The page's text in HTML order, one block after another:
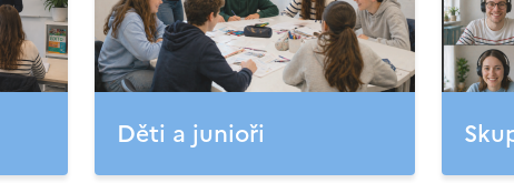
Děti a junioři